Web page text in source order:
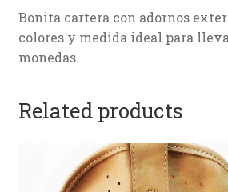
Bonita cartera con adornos
colores y medida ideal para
monedas.
Related products